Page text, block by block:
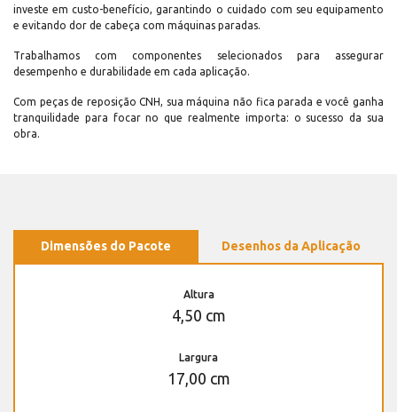
investe em custo-benefício, garantindo o cuidado com seu equipamento
e evitando dor de cabeça com máquinas paradas.
Trabalhamos com componentes selecionados para assegurar
desempenho e durabilidade em cada aplicação.
Com peças de reposição CNH, sua máquina não fica parada e você ganha
tranquilidade para focar no que realmente importa: o sucesso da sua
obra.
Dimensões do Pacote Desenhos da Aplicação
Altura
4,50 cm
Largura
17,00 cm